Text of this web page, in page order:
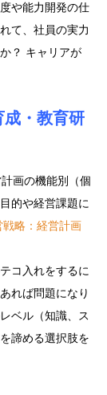
や能力開発の仕
て、社員の実力
？ キャリアが
成・教育研
画の機能別（個
的や経営課題に
戦略：経営計画
コ入れをするに
れば問題になり
ベル（知識、ス
諦める選択肢を